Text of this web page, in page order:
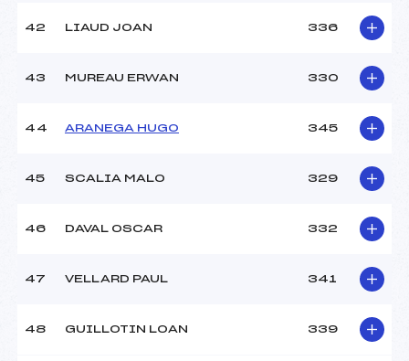
42 LIAUD JOAN 336
43 MUREAU ERWAN 330
44 ARANEGA HUGO 345
45 SCALIA MALO 329
46 DAVAL OSCAR 332
47 VELLARD PAUL 341
48 GUILLOTIN LOAN 339